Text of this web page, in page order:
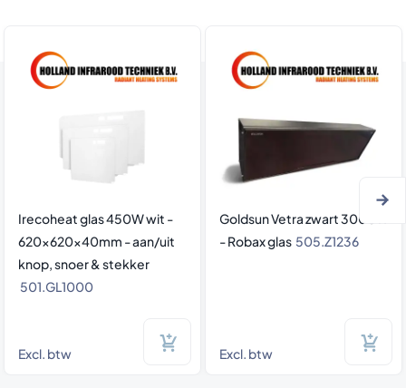
Gerichte kerkverwarming
Irecoheat glas 450W wit -
620x620x40mm - aan/uit
knop, snoer & stekker
501.GL1000
Excl. btw
Goldsun Vetra zwart 3000W
- Robax glas 505.Z1236
Excl. btw